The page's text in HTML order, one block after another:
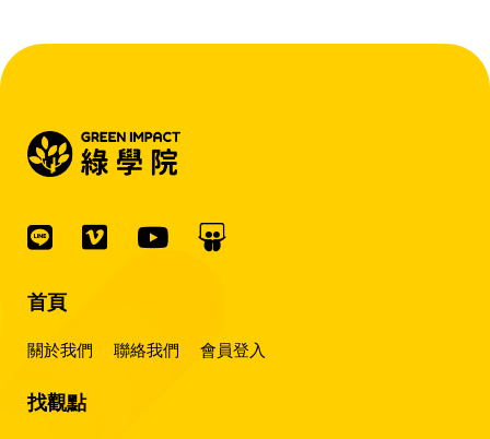
首頁
關於我們 聯絡我們 會員登入
找觀點